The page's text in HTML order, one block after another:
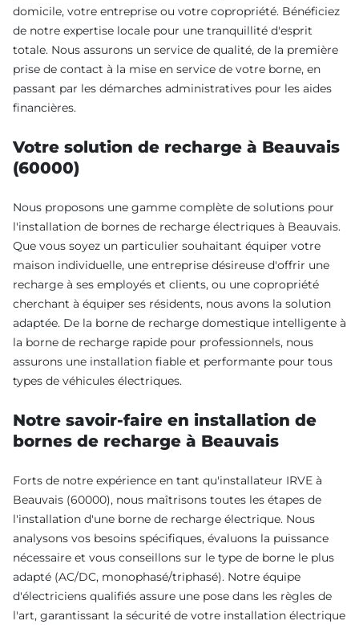
domicile, votre entreprise ou votre copropriété. Bénéficiez
de notre expertise locale pour une tranquillité d'esprit
totale. Nous assurons un service de qualité, de la première
prise de contact à la mise en service de votre borne, en
passant par les démarches administratives pour les aides
financières.
Votre solution de recharge à Beauvais
(60000)
Nous proposons une gamme complète de solutions pour
l'installation de bornes de recharge électriques à Beauvais.
Que vous soyez un particulier souhaitant équiper votre
maison individuelle, une entreprise désireuse d'offrir une
recharge à ses employés et clients, ou une copropriété
cherchant à équiper ses résidents, nous avons la solution
adaptée. De la borne de recharge domestique intelligente à
la borne de recharge rapide pour professionnels, nous
assurons une installation fiable et performante pour tous
types de véhicules électriques.
Notre savoir-faire en installation de
bornes de recharge à Beauvais
Forts de notre expérience en tant qu'installateur IRVE à
Beauvais (60000), nous maîtrisons toutes les étapes de
l'installation d'une borne de recharge électrique. Nous
analysons vos besoins spécifiques, évaluons la puissance
nécessaire et vous conseillons sur le type de borne le plus
adapté (AC/DC, monophasé/triphasé). Notre équipe
d'électriciens qualifiés assure une pose dans les règles de
l'art, garantissant la sécurité de votre installation électrique